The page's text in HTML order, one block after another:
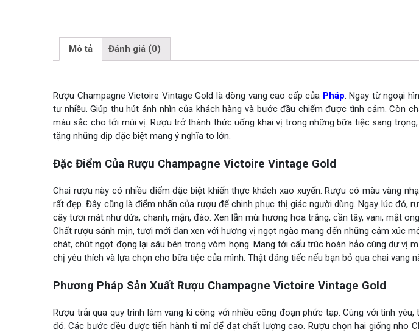
Mô tả Đánh giá (0)
Rượu Champagne Victoire Vintage Gold là dòng vang cao cấp của Pháp. Ngay từ ngoại
tư nhiều. Giúp thu hút ánh nhìn của khách hàng và bước đầu chiếm được tình cảm. Còn
màu sắc cho tới mùi vị. Rượu trở thành thức uống khai vị trong những bữa tiệc sang
tặng những dịp đặc biệt mang ý nghĩa to lớn.
Đặc Điểm Của Rượu Champagne Victoire Vintage Gold
Chai rượu này có nhiều điểm đặc biệt khiến thực khách xao xuyến. Rượu có màu vàng
rất đẹp. Đây cũng là điểm nhấn của rượu để chinh phục thị giác người dùng. Ngay lúc đó,
cây tươi mát như dứa, chanh, mận, đào. Xen lẫn mùi hương hoa trắng, cần tây, vani, mật
Chất rượu sánh mịn, tươi mới đan xen với hương vị ngọt ngào mang đến những cảm xúc
chát, chút ngọt đọng lại sâu bên trong vòm họng. Mang tới cấu trúc hoàn hảo cùng dư vị
chị yêu thích và lựa chọn cho bữa tiệc của mình. Thật đáng tiếc nếu bạn bỏ qua chai vang
Phương Pháp Sản Xuất Rượu Champagne Victoire Vintage Gold
Rượu trải qua quy trình làm vang kì công với nhiều công đoạn phức tạp. Cùng với tình
đó. Các bước đều được tiến hành tỉ mỉ để đạt chất lượng cao. Rượu chọn hai giống nho